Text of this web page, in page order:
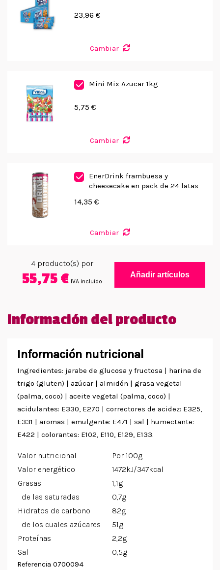
23,96 €
Cambiar
Mini Mix Azucar 1kg
5,75 €
Cambiar
EnerDrink frambuesa y
cheesecake en pack de 24 latas
14,35 €
Cambiar
4producto(s) por
55,75 € IVA incluido
Añadir artículos
Información del producto
Información nutricional
Ingredientes: jarabe de glucosa y fructosa | harina de
trigo (gluten) | azúcar | almidón | grasa vegetal
(palma, coco) | aceite vegetal (palma, coco) |
acidulantes: E330, E270 | correctores de acidez: E325,
E331 | aromas | emulgente: E471 | sal | humectante:
E422 | colorantes: E102, E110, E129, E133.
Valor nutricional
Por 100g
Valor energético
1472kJ/347kcal
Grasas
1,1g
de las saturadas
0,7g
Hidratos de carbono
82g
de los cuales azúcares
51g
Proteínas
2,2g
Sal
0,5g
Referencia 0700094